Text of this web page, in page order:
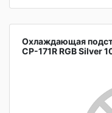
Охлаждающая
CP-171R RGB Silver